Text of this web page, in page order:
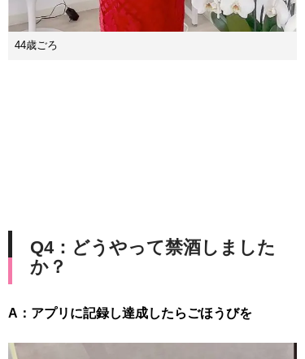
44歳ごろ
Q4：どうやって禁酒しました
か？
A：アプリに記録し達成したらごほうびを